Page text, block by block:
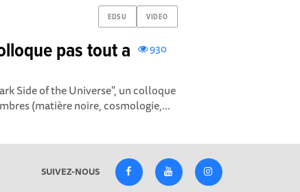
EDSU VIDEO
930
pas tout a
Side of the Universe", un colloque
(matière noire, cosmologie,...
SUIVEZ-NOUS